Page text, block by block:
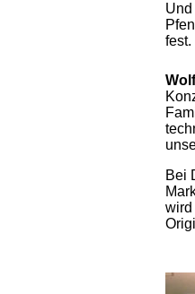
Und
fest.
Bei
wird